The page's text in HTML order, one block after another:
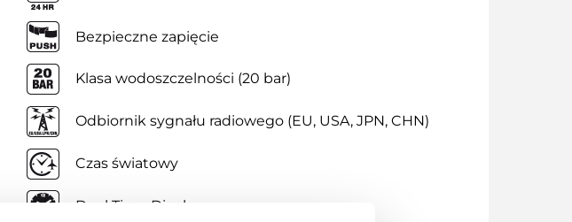
Bezpieczne zapięcie
Klasa wodoszczelności (20 bar)
Odbiornik sygnału radiowego (EU, USA, JPN, CHN)
Czas światowy
Dual Time Display